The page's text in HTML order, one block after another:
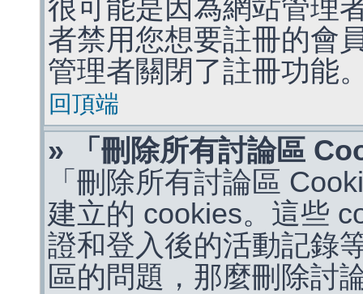
很可能是因為網站管理
者禁用您想要註冊的會
管理者關閉了註冊功能
回頂端
» 「刪除所有討論區
「刪除所有討論區
建立的 cookies。這些
證和登入後的活動記錄
區的問題，那麼刪除討